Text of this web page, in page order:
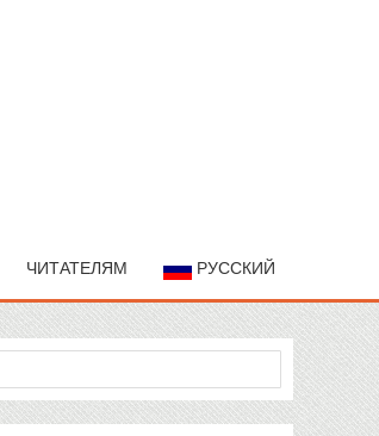
ЧИТАТЕЛЯМ РУССКИЙ